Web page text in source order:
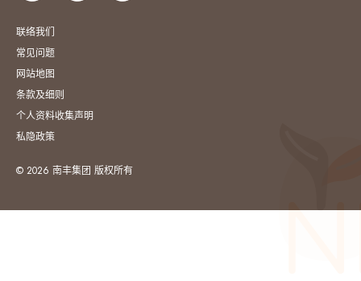
联络我们
常见问题
网站地图
条款及细则
个人资料收集声明
私隐政策
© 2026 南丰集团 版权所有